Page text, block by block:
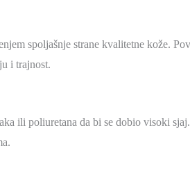
spoljašnje strane kvalitetne kože.
i trajnost.
ili poliuretana da bi se dobio visoki